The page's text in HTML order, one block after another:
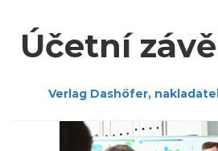
Účetní
Verlag Dashöfer,